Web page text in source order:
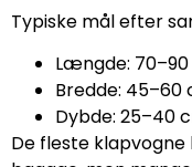
Typiske mål efter
Længde:
Bredde: 45–60
Dybde: 25–40
De fleste